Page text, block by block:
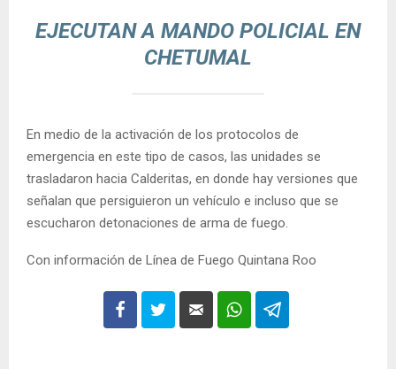
EJECUTAN A MANDO POLICIAL EN
CHETUMAL
En medio de la activación de los protocolos de
emergencia en este tipo de casos, las unidades se
trasladaron hacia Calderitas, en donde hay versiones que
señalan que persiguieron un vehículo e incluso que se
escucharon detonaciones de arma de fuego.
Con información de Línea de Fuego Quintana Roo